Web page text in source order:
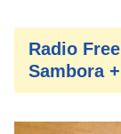
Radio
Sambora